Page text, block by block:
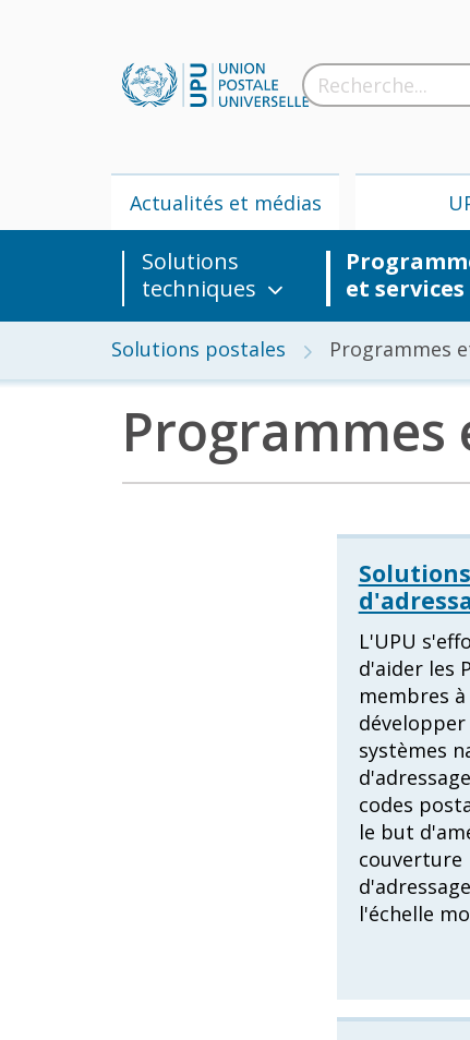
Actualités et médias
Solutions
techniques
et services
Solutions postales Programmes
Programmes
Solutions
L'UPU
d'aider les
membres à
systèmes
codes
le but
couverture
l'échelle